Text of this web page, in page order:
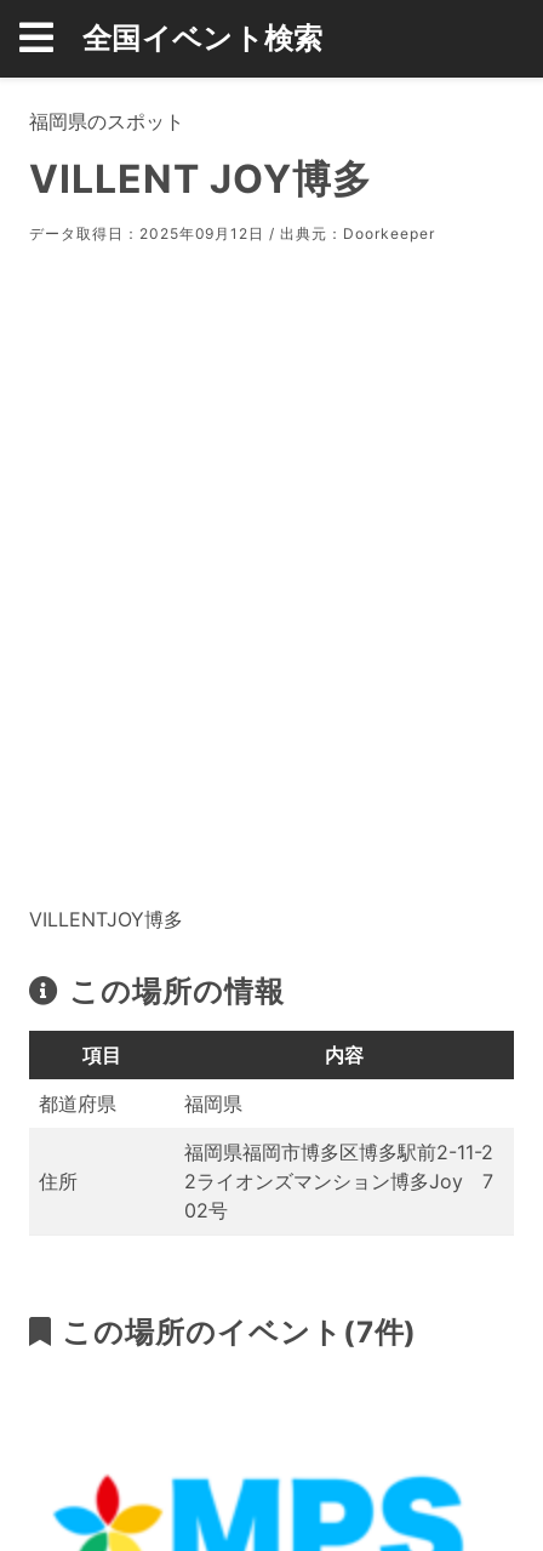
全国イベント検索
福岡県のスポット
VILLENT JOY博多
データ取得日：2025年09月12日 / 出典元： Doorkeeper
VILLENTJOY博多
この場所の情報
項目
内容
都道府県
福岡県
住所
福岡県福岡市博多区博多駅前2-11-2
2ライオンズマンション博多Joy 7
02号
この場所のイベント(7件)